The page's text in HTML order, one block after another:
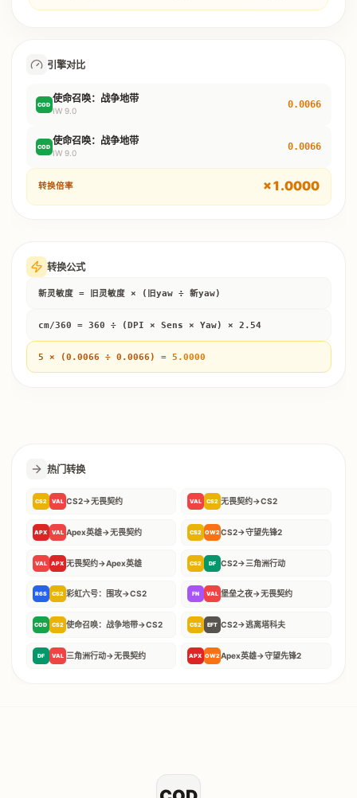
引擎对比
COD 使命召唤：战争地带
IW 9.0
0.0066
COD 使命召唤：战争地带
IW 9.0
0.0066
转换倍率 ×1.0000
转换公式
新灵敏度 = 旧灵敏度 × (旧yaw ÷ 新yaw)
cm/360 = 360 ÷ (DPI × Sens × Yaw) × 2.54
5 × (0.0066 ÷ 0.0066) = 5.0000
热门转换
CS2 VAL CS2→无畏契约 VAL CS2 无畏契约→CS2
APX VAL Apex英雄→无畏契约 CS2 OW2CS2→守望先锋2
VAL APX 无畏契约→Apex英雄 CS2 DF CS2→三角洲行动
R6S CS2 彩虹六号：围攻→CS2 FN VAL 堡垒之夜→无畏契约
COD CS2 使命召唤：战争地带→CS2 CS2 EFT CS2→逃离塔科夫
DF VAL 三角洲行动→无畏契约 APX OW2Apex英雄→守望先锋2